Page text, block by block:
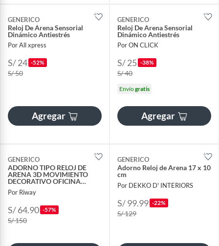
GENERICO
Reloj De Arena Sensorial
Dinámico Antiestrés
Por All xpress
S/ 24 -52%
S/ 50
Agregar
GENERICO
Reloj De Arena Sensorial
Dinámico Antiestrés
Por ON CLICK
S/ 25 -38%
S/ 40
Envíogratis
Agregar
GENERICO
ADORNO TIPO RELOJ DE
ARENA 3D MOVIMIENTO
DECORATIVO OFICINA
NEGRO
Por Riway
S/ 64.90 -57%
S/ 150
GENERICO
Adorno Reloj de Arena 17 x 10
cm
Por DEKKO D' INTERIORS
S/ 99.99 -22%
S/ 129